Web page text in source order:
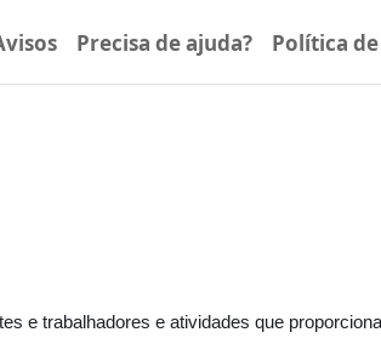
Precisa de ajuda? Política
e trabalhadores e atividades que